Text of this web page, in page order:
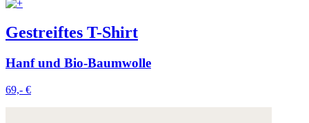
Gestreiftes T-Shirt
Hanf und Bio-Baumwolle
69,- €